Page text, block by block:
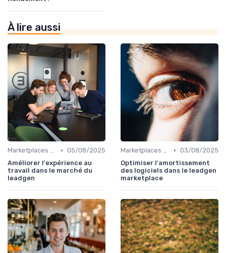
À lire aussi
Marketplaces de leadgen • 05/08/2025
Améliorer l'expérience au
travail dans le marché du
leadgen
Marketplaces de leadgen • 03/08/2025
Optimiser l'amortissement
des logiciels dans le leadgen
marketplace